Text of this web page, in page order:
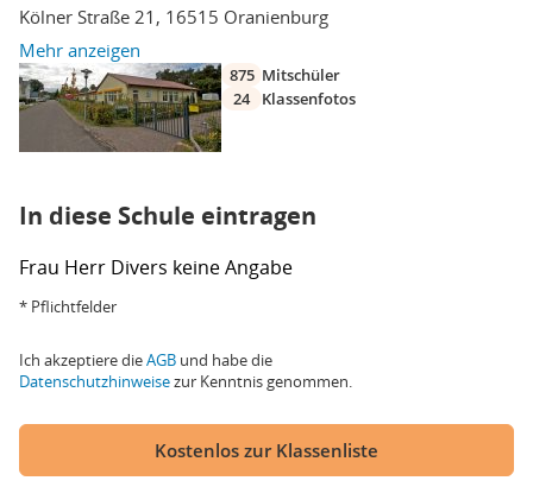
Kölner Straße 21, 16515 Oranienburg
Mehr anzeigen
875 Mitschüler
24
Klassenfotos
In diese Schule eintragen
Frau Herr Divers keine Angabe
* Pflichtfelder
Ich akzeptiere dieAGB und habe die
Datenschutzhinweisezur Kenntnis genommen.
Kostenlos zur Klassenliste